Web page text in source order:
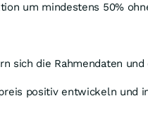
um mindestens 50%
sich die Rahmendaten und
positiv entwickeln und